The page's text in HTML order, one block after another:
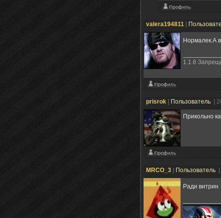
valera194811
Нормалек.А
1.1.6
prisrok Пользователь |
Прикольно
MRCO_3 Пользователь
Ради витрин